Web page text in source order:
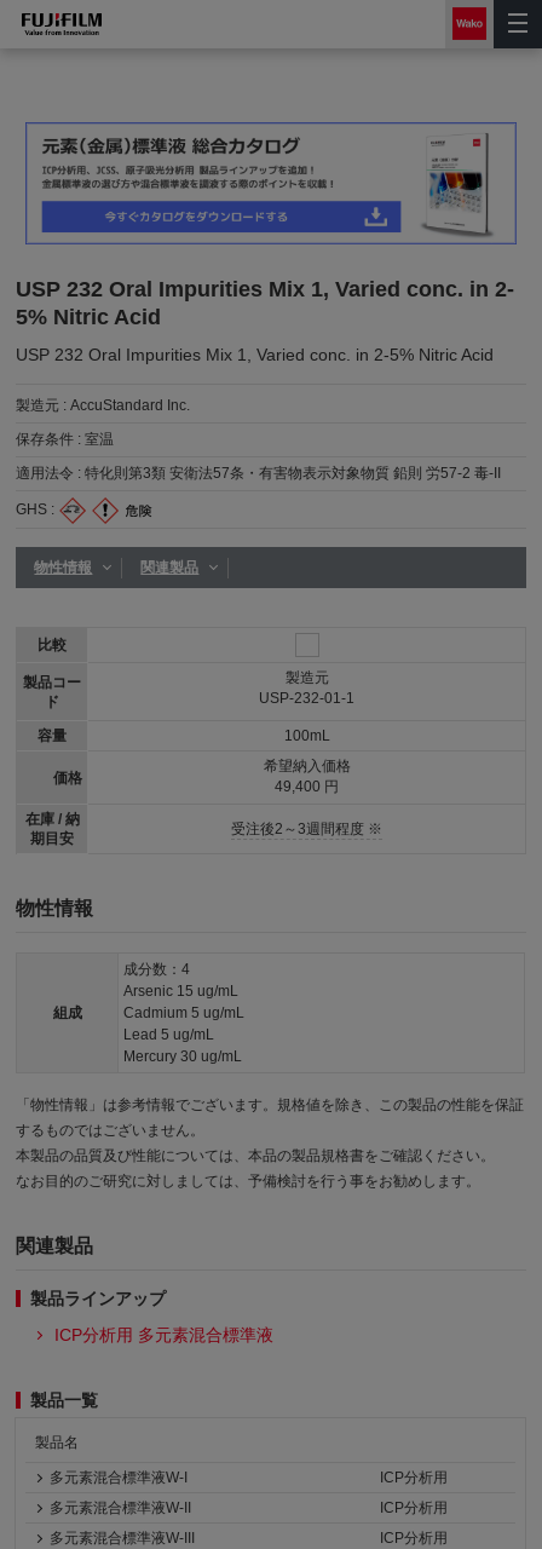
USP 232 Oral Impurities Mix 1, Varied conc. in 2-
5% Nitric Acid
USP 232 Oral Impurities Mix 1, Varied conc. in 2-5% Nitric Acid
製造元 :AccuStandard Inc.
保存条件 :室温
適用法令 :特化則第3類 安衛法57条・有害物表示対象物質 鉛則 労57-2 毒-II
GHS :
物性情報 関連製品
比較
製品コー
ド
容量
価格
在庫 / 納
期目安
製造元
USP-232-01-1
100mL
希望納入価格
49,400 円
受注後2～3週間程度 ※
物性情報
組成
成分数：4
Arsenic 15 ug/mL
Cadmium 5 ug/mL
Lead 5 ug/mL
Mercury 30 ug/mL
「物性情報」は参考情報でございます。規格値を除き、この製品の性能を保証
するものではございません。
本製品の品質及び性能については、本品の製品規格書をご確認ください。
なお目的のご研究に対しましては、予備検討を行う事をお勧めします。
関連製品
製品ラインアップ
ICP分析用 多元素混合標準液
製品一覧
製品名
多元素混合標準液W-I
ICP分析用
多元素混合標準液W-II
ICP分析用
多元素混合標準液W-III
ICP分析用